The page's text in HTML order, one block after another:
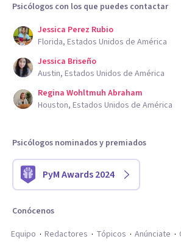
Psicólogos con los que puedes contactar
Jessica Perez Rubio
Florida, Estados Unidos de América
Jessica Briseño
Austin, Estados Unidos de América
Regina Wohltmuh Abraham
Houston, Estados Unidos de América
Psicólogos nominados y premiados
PyM Awards 2024
Conócenos
Equipo
Redactores Tópicos Anúnciate